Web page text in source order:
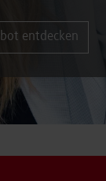
entdecken